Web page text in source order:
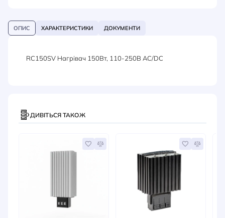
ОПИС ХАРАКТЕРИСТИКИ ДОКУМЕНТИ
RC150SV Нагрівач 150Вт, 110-250В AC/DC
ДИВІТЬСЯ ТАКОЖ